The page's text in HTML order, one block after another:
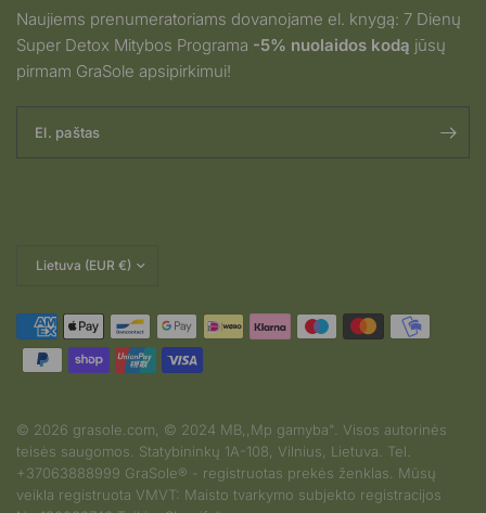
Naujiems prenumeratoriams dovanojame el. knygą: 7 Dienų
Super Detox Mitybos Programa -5% nuolaidos kodą jūsų
pirmam GraSole apsipirkimui!
El. paštas
© 2026 grasole.com, © 2024 MB,,Mp gamyba". Visos autorinės
teisės saugomos. Statybininkų 1A-108, Vilnius, Lietuva. Tel.
+37063888999 GraSole® - registruotas prekės ženklas. Mūsų
veikla registruota VMVT: Maisto tvarkymo subjekto registracijos
2026-08-03
S.G iš Lithuania
įvertino produktą